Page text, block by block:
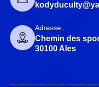
Adresse:
Chemin des
30100 Ales